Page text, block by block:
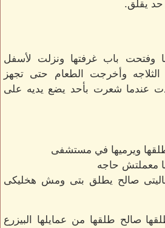
حد يقلق.
وفتحت باب غرفتها ونزلت لأسفل
وأخرجت الطعام حتى تجهز
عندما شعرت بأحد يضع يديه على
ويرميها في مستشفى
معملتش حاجه
صالح يطلق بتى ومش هخليكى
صالح طلقها من عمايلها البيزرع